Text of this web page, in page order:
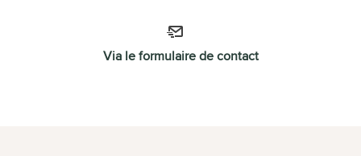
Via le formulaire de contact